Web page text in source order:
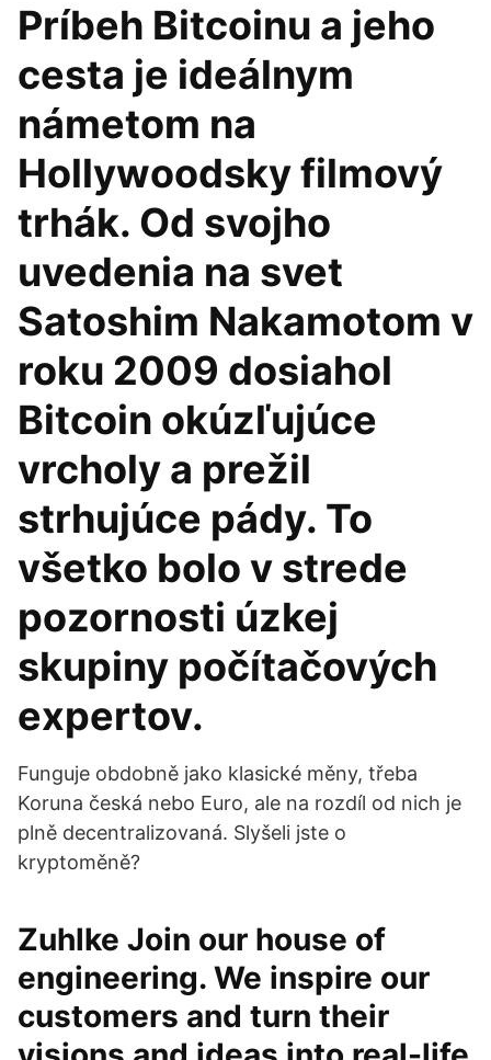
Príbeh Bitcoinu a jeho
cesta je ideálnym
námetom na
Hollywoodsky filmový
trhák. Od svojho
uvedenia na svet
Satoshim Nakamotom v
roku 2009 dosiahol
Bitcoin okúzľujúce
vrcholy a prežil
strhujúce pády. To
všetko bolo v strede
pozornosti úzkej
skupiny počítačových
expertov.
Funguje obdobně jako klasické měny, třeba
Koruna česká nebo Euro, ale na rozdíl od nich je
plně decentralizovaná. Slyšeli jste o
kryptoměně?
Zuhlke Join our house of
engineering. We inspire our
customers and turn their